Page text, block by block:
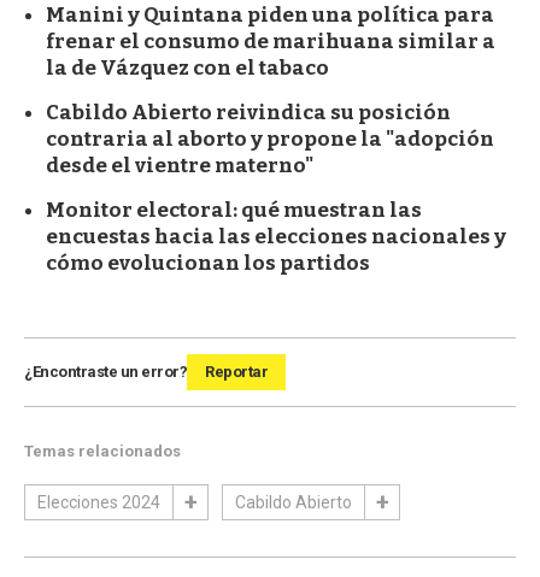
Manini y Quintana piden una política para
frenar el consumo de marihuana similar a
la de Vázquez con el tabaco
Cabildo Abierto reivindica su posición
contraria al aborto y propone la "adopción
desde el vientre materno"
Monitor electoral: qué muestran las
encuestas hacia las elecciones nacionales y
cómo evolucionan los partidos
¿Encontraste un error? Reportar
Temas relacionados
Elecciones 2024 Cabildo Abierto